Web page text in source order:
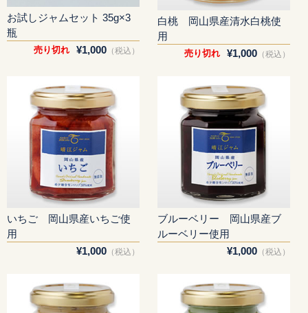
お試しジャムセット 35g×3
瓶
¥1,000（税込）
売り切れ
白桃 岡山県産清水白桃使
用
¥1,000 （税込）
売り切れ
いちご 岡山県産いちご使
用
¥1,000（税込）
ブルーベリー 岡山県産ブ
ルーベリー使用
¥1,000 （税込）